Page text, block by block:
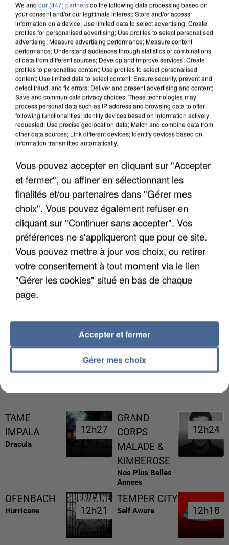
LES DONNÉES DE 300 000 CLIENTS DÉROBÉES À
INTERMARCHÉ APRÈS UNE...
GABRIEL ATTAL ET RAPHAËL GLUCKSMANN
VISÉS PAR DES INGÉRENCES...
RÉCEMMENT DIFFUSÉ
TAME
IMPALA
Dracula
12h27
12h27
GRAND
CORPS
MALADE &
KIMBEROSE
Nos Plus Belles
Annees
12h24
12h24
OFENBACH
Hurricane 12h21
12h21
TEMPER CITY
Self Aware 12h18
12h18
We and our (447) partnersdo the following data processing based on
your consent and/or our legitimate interest: Store and/or access
information on a device; Use limited data to select advertising; Create
profiles for personalised advertising; Use profiles to select personalised
advertising; Measure advertising performance; Measure content
performance; Understand audiences through statistics or combinations
of data from different sources; Develop and improve services; Create
profiles to personalise content; Use profiles to select personalised
content; Use limited data to select content; Ensure security, prevent and
detect fraud, and fix errors; Deliver and present advertising and content;
Save and communicate privacy choices. These technologies may
process personal data such as IP address and browsing data to offer
following functionalities: Identify devices based on information actively
requested; Use precise geolocation data; Match and combine data from
other data sources; Link different devices; Identify devices based on
information transmitted automatically.
Vous pouvez accepter en cliquant sur "Accepter
et fermer", ou affiner en sélectionnant les
finalités et/ou partenaires dans "Gérer mes
choix". Vous pouvez également refuser en
cliquant sur "Continuer sans accepter". Vos
préférences ne s'appliqueront que pour ce site.
Vous pouvez mettre à jour vos choix, ou retirer
votre consentement à tout moment via le lien
"Gérer les cookies" situé en bas de chaque
page.
Gérer mes choix
Accepter et fermer